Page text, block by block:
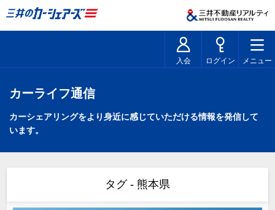
入会 ログイン メニュー
カーライフ通信
カーシェアリングをより身近に感じていただける情報を発信して
います。
タグ - 熊本県